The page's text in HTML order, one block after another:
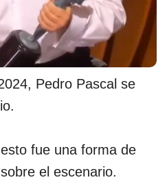
Pedro Pascal se
fue una forma de
el escenario.